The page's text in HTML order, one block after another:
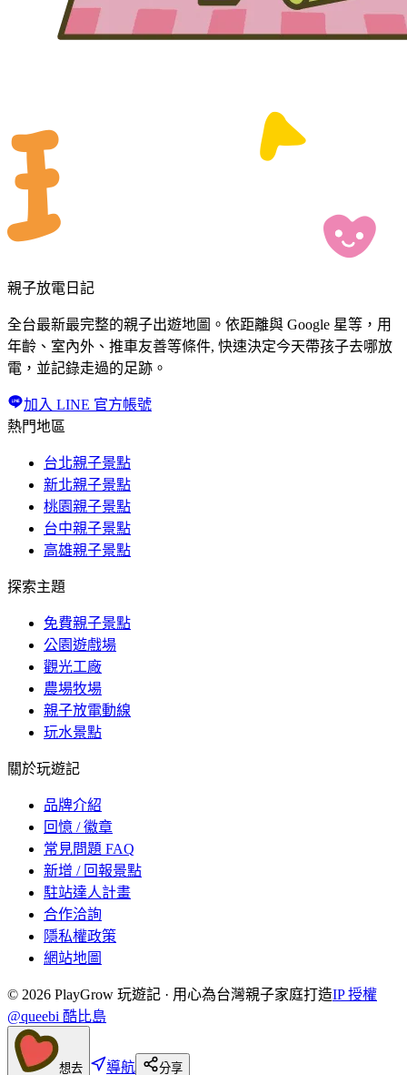
親子放電日記
全台最新最完整的親子出遊地圖。依距離與 Google 星等，用
年齡、室內外、推車友善等條件, 快速決定今天帶孩子去哪放
電，並記錄走過的足跡。
加入 LINE 官方帳號
熱門地區
台北親子景點
新北親子景點
桃園親子景點
台中親子景點
高雄親子景點
探索主題
免費親子景點
公園遊戲場
觀光工廠
農場牧場
親子放電動線
玩水景點
關於玩遊記
品牌介紹
回憶 / 徽章
常見問題 FAQ
新增 / 回報景點
駐站達人計畫
合作洽詢
隱私權政策
網站地圖
© 2026 PlayGrow 玩遊記 · 用心為台灣親子家庭打造IP 授權
@queebi 酷比島
想去 導航 分享